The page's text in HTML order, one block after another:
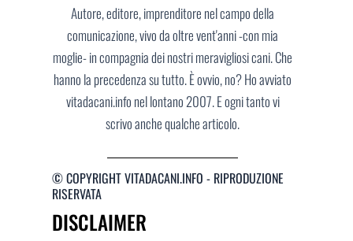
Autore, editore, imprenditore nel campo della
comunicazione, vivo da oltre vent'anni -con mia
moglie- in compagnia dei nostri meravigliosi cani. Che
hanno la precedenza su tutto. È ovvio, no? Ho avviato
vitadacani.info nel lontano 2007. E ogni tanto vi
scrivo anche qualche articolo.
© COPYRIGHT VITADACANI.INFO - RIPRODUZIONE
RISERVATA
DISCLAIMER